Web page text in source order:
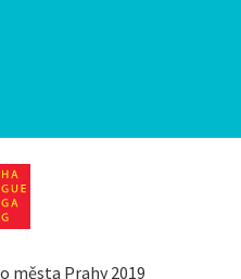
města Prahy2019